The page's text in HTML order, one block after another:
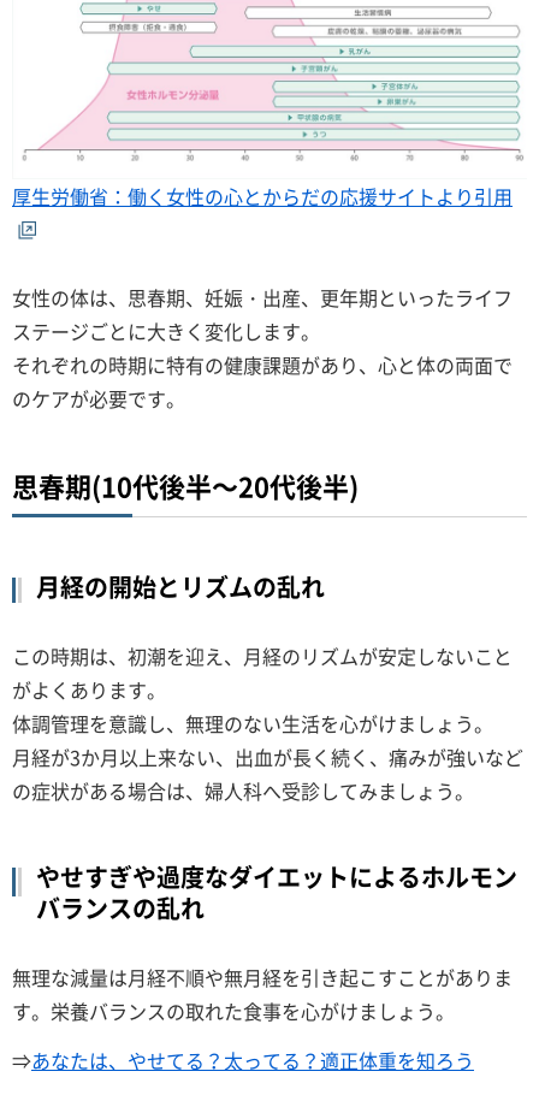
厚生労働省：働く女性の心とからだの応援サイトより引用
女性の体は、思春期、妊娠・出産、更年期といったライフ
ステージごとに大きく変化します。
それぞれの時期に特有の健康課題があり、心と体の両面で
のケアが必要です。
思春期(10代後半～20代後半)
月経の開始とリズムの乱れ
この時期は、初潮を迎え、月経のリズムが安定しないこと
がよくあります。
体調管理を意識し、無理のない生活を心がけましょう。
月経が3か月以上来ない、出血が長く続く、痛みが強いなど
の症状がある場合は、婦人科へ受診してみましょう。
やせすぎや過度なダイエットによるホルモン
バランスの乱れ
無理な減量は月経不順や無月経を引き起こすことがありま
す。栄養バランスの取れた食事を心がけましょう。
⇒あなたは、やせてる？太ってる？適正体重を知ろう